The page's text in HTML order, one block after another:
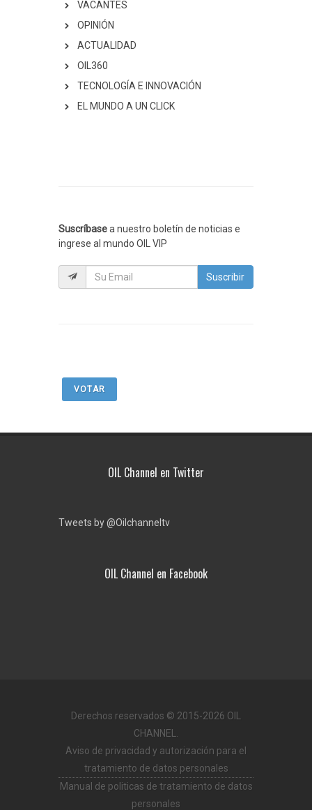
VACANTES
OPINIÓN
ACTUALIDAD
OIL360
TECNOLOGÍA E INNOVACIÓN
EL MUNDO A UN CLICK
Suscríbasea nuestro boletín de noticias e
ingrese al mundo OIL VIP
Suscribir
VOTAR
OIL Channel en Twitter
Tweets by @Oilchanneltv
OIL Channel en Facebook
Derechos reservados © 2015-2026 OIL
CHANNEL.
Aviso de privacidad y autorización para el
tratamiento de datos personales
Manual de politicas de tratamiento de datos
personales